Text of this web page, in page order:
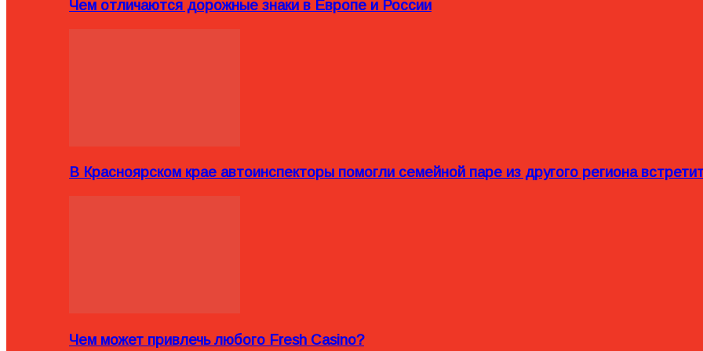
Чем отличаются дорожные знаки в Европе и России
В Красноярском крае автоинспекторы помогли семейной паре из другого региона
Чем может привлечь любого Fresh Casino?